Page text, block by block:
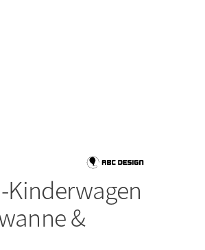
Kinderwagen
&